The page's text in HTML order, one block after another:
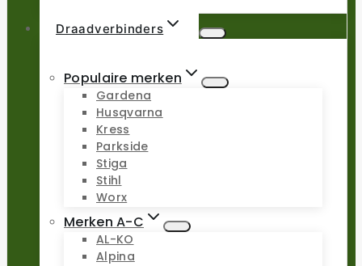
Draadverbinders
Populaire merken
Gardena
Husqvarna
Kress
Parkside
Stiga
Stihl
Worx
Merken A-C
AL-KO
Alpina